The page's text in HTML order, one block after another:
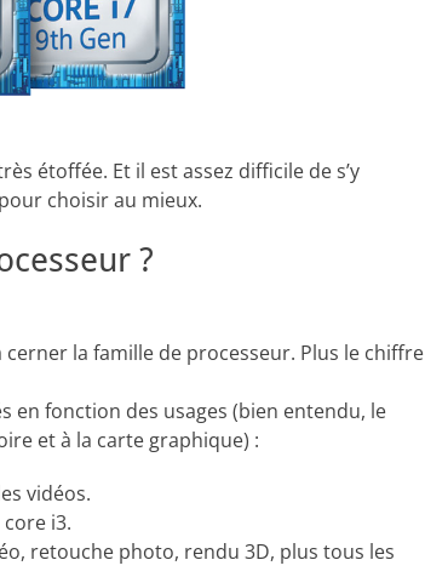
étoffée. Et il est assez difficile de s’y
choisir au mieux.
?
la famille de processeur. Plus le chiffre
en fonction des usages (bien entendu, le
et à la carte graphique) :
vidéos.
i3.
retouche photo, rendu 3D, plus tous les